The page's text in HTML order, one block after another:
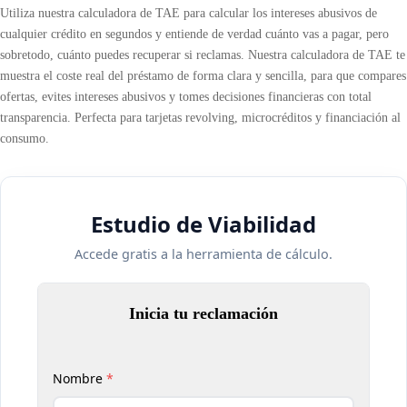
Utiliza nuestra calculadora de TAE para calcular los intereses abusivos de
cualquier crédito en segundos y entiende de verdad cuánto vas a pagar, pero
sobretodo, cuánto puedes recuperar si reclamas. Nuestra calculadora de TAE te
muestra el coste real del préstamo de forma clara y sencilla, para que compares
ofertas, evites intereses abusivos y tomes decisiones financieras con total
transparencia. Perfecta para tarjetas revolving, microcréditos y financiación al
consumo.
Estudio de Viabilidad
Accede gratis a la herramienta de cálculo.
Inicia tu reclamación
Nombre *